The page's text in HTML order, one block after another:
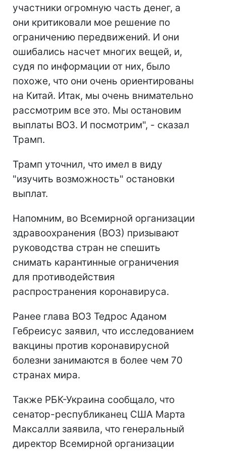
участники огромную часть денег, а
они критиковали мое решение по
ограничению передвижений. И они
ошибались насчет многих вещей, и,
судя по информации от них, было
похоже, что они очень ориентированы
на Китай. Итак, мы очень внимательно
рассмотрим все это. Мы остановим
выплаты ВОЗ. И посмотрим", - сказал
Трамп.
Трамп уточнил, что имел в виду
"изучить возможность" остановки
выплат.
Напомним, во Всемирной организации
здравоохранения (ВОЗ) призывают
руководства стран не спешить
снимать карантинные ограничения
для противодействия
распространения коронавируса.
Ранее глава ВОЗ Тедрос Аданом
Гебреисус заявил, что исследованием
вакцины против коронавирусной
болезни занимаются в более чем 70
странах мира.
Также РБК-Украина сообщало, что
сенатор-республиканец США Марта
Максалли заявила, что генеральный
директор Всемирной организации